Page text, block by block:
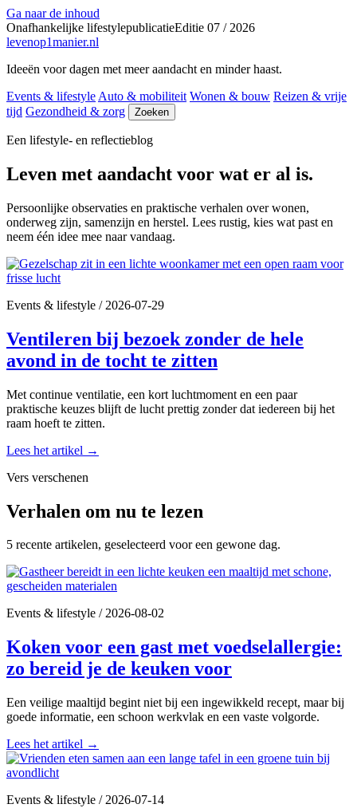
Ga naar de inhoud
Onafhankelijke lifestylepublicatieEditie 07 / 2026
levenop1manier.nl
Ideeën voor dagen met meer aandacht en minder haast.
Events & lifestyle Auto & mobiliteit Wonen & bouw Reizen & vrije
tijd Gezondheid & zorg Zoeken
Een lifestyle- en reflectieblog
Leven met aandacht voor wat er al is.
Persoonlijke observaties en praktische verhalen over wonen,
onderweg zijn, samenzijn en herstel. Lees rustig, kies wat past en
neem één idee mee naar vandaag.
Events & lifestyle /2026-07-29
Ventileren bij bezoek zonder de hele
avond in de tocht te zitten
Met continue ventilatie, een kort luchtmoment en een paar
praktische keuzes blijft de lucht prettig zonder dat iedereen bij het
raam hoeft te zitten.
Lees het artikel →
Vers verschenen
Verhalen om nu te lezen
5 recente artikelen, geselecteerd voor een gewone dag.
Events & lifestyle /2026-08-02
Koken voor een gast met voedselallergie:
zo bereid je de keuken voor
Een veilige maaltijd begint niet bij een ingewikkeld recept, maar bij
goede informatie, een schoon werkvlak en een vaste volgorde.
Lees het artikel →
Events & lifestyle /2026-07-14